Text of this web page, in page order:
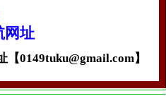
网址
0149tuku@gmail.com】